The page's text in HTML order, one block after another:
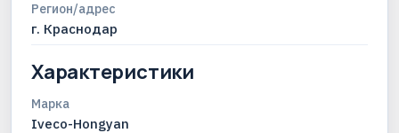
Регион/адрес
г. Краснодар
Характеристики
Марка
Iveco-Hongyan